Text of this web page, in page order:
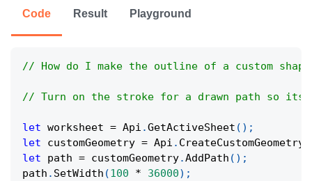
Code Result Playground
// How do I make the outline of a custom
// Turn on the stroke for a drawn path so its
let worksheet = Api .GetActiveSheet ( ) ;
let customGeometry = Api . CreateCustomGeometry
let path = customGeometry.AddPath ( ) ;
path . SetWidth (100 * 36000) ;